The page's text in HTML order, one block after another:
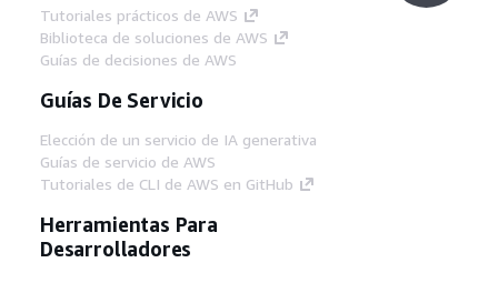
Tutoriales prácticos de AWS
Biblioteca de soluciones de AWS
Guías de decisiones de AWS
Guías De Servicio
Elección de un servicio de IA generativa
Guías de servicio de AWS
Tutoriales de CLI de AWS en GitHub
Herramientas Para
Desarrolladores